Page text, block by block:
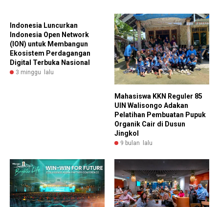
Indonesia Luncurkan
Indonesia Open Network
(ION) untuk Membangun
Ekosistem Perdagangan
Digital Terbuka Nasional
3 minggu lalu
Mahasiswa KKN Reguler 85
UIN Walisongo Adakan
Pelatihan Pembuatan Pupuk
Organik Cair di Dusun
Jingkol
9 bulan lalu